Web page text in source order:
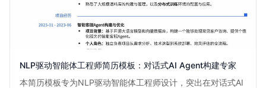
NLP驱动智能体工程师简历模板：对话式AI Agent构建专家
本简历模板专为NLP驱动智能体工程师设计，突出在对话式AI